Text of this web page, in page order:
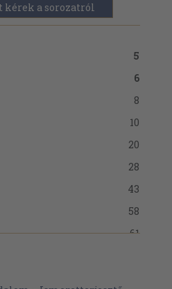
kérek a sorozatról
5
6
8
10
20
28
43
58
61